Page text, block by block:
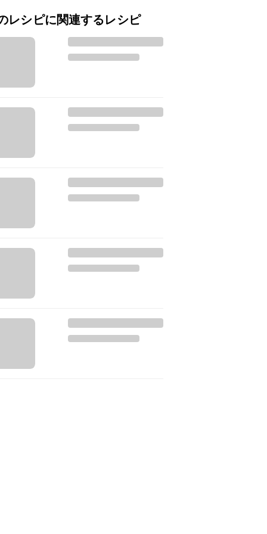
レシピに関連するレシピ